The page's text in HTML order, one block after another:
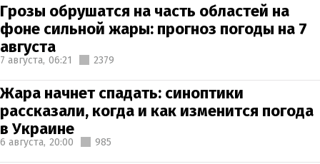
Грозы обрушатся на часть областей на
фоне сильной жары: прогноз погоды на 7
августа
7 августа, 06:21 2379
Жара начнет спадать: синоптики
рассказали, когда и как изменится погода
в Украине
6 августа, 20:00 985